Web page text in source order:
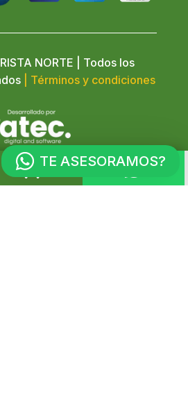
NORTE | Todos los
| Términos y condiciones
 
TE ASESORAMOS?